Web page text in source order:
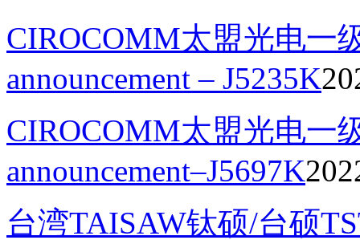
CIROCOMM太盟光电一
announcement – J5235K
CIROCOMM太盟光电一
announcement–J5697K
台湾TAISAW钛硕/台硕